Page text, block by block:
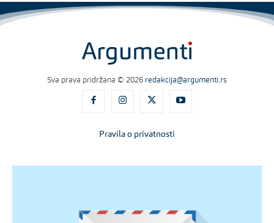
Sva prava pridržana © 2026 redakcija@argumenti.rs
Pravila o privatnosti